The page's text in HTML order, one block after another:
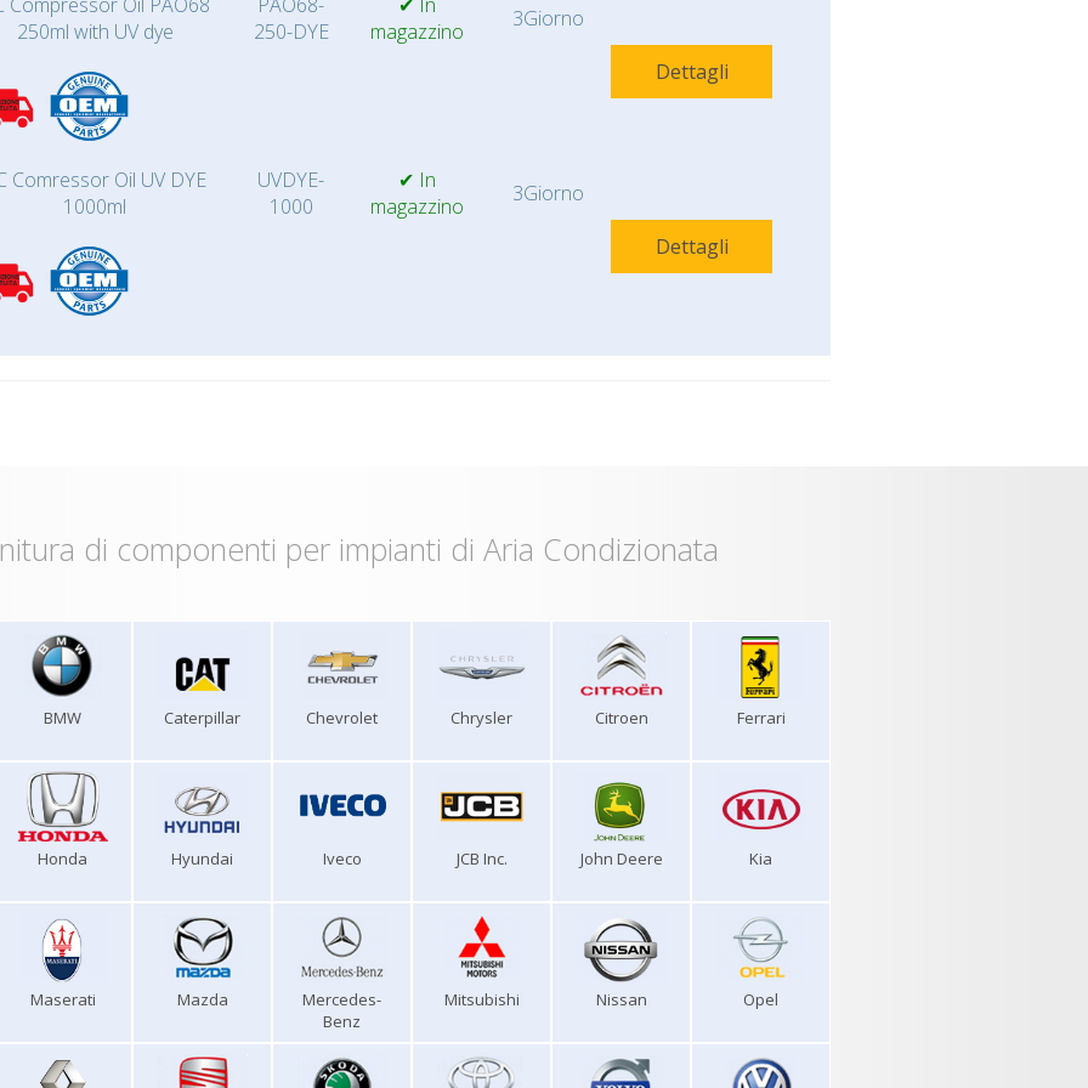
250ml with UV dye
250-DYE
magazzino
3Giorno
Dettagli
Comressor Oil UV DYE
1000ml
UVDYE-
1000
✔ In
magazzino
3Giorno
Dettagli
di componenti per impianti di Aria Condizionata
BMW Caterpillar Chevrolet Chrysler Citroen Ferrari
Honda Hyundai Iveco JCB Inc. John Deere Kia
Maserati Mazda
Mercedes-
Benz
Mitsubishi Nissan Opel